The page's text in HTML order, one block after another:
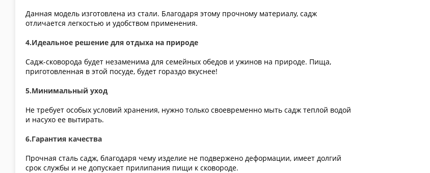
Данная модель изготовлена из стали. Благодаря этому прочному материалу, садж
отличается легкостью и удобством применения.
4.Идеальное решение для отдыха на природе
Садж-сковорода будет незаменима для семейных обедов и ужинов на природе. Пища,
приготовленная в этой посуде, будет гораздо вкуснее!
5.Минимальный уход
Не требует особых условий хранения, нужно только своевременно мыть садж теплой водой
и насухо ее вытирать.
6.Гарантия качества
Прочная сталь садж, благодаря чему изделие не подвержено деформации, имеет долгий
срок службы и не допускает прилипания пищи к сковороде.